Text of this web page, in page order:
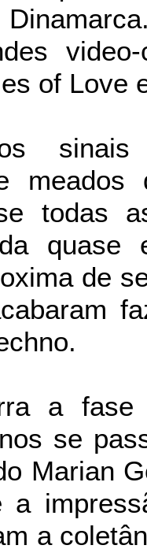
of Love
todas
quase
de
a fase
se
Marian
a
a